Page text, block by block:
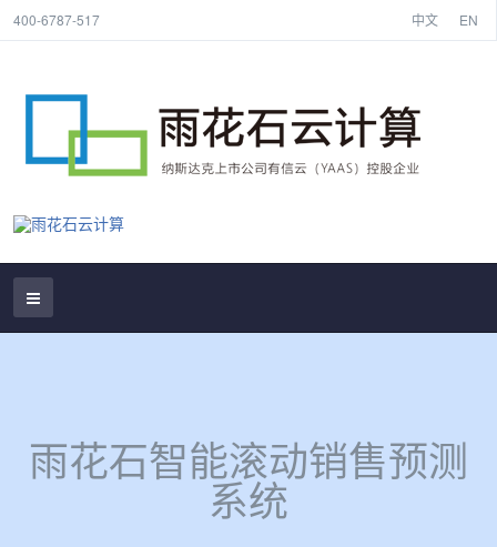
400-6787-517 中文 EN
雨花石智能滚动销售预测
系统